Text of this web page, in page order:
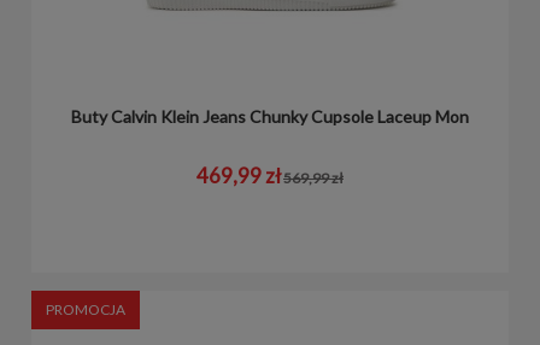
Buty Calvin Klein Jeans Chunky Cupsole Laceup Mon
469,99 zł569,99 zł
PROMOCJA